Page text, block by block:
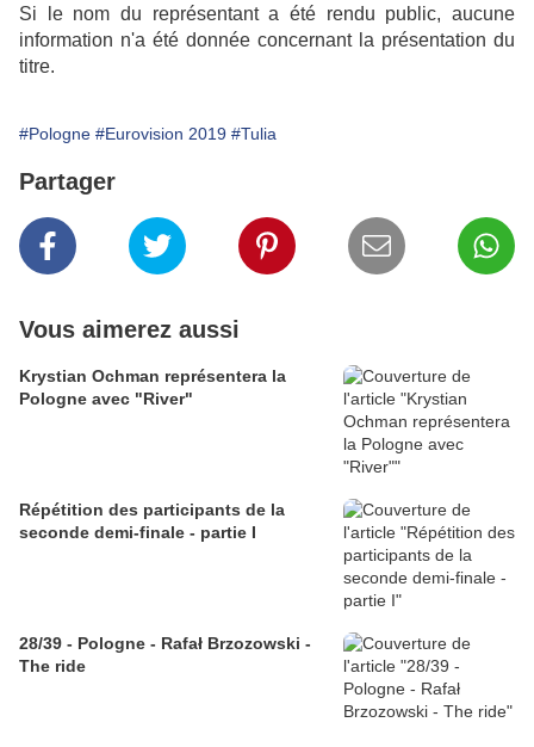
Si le nom du représentant a été rendu public, aucune
information n'a été donnée concernant la présentation du
titre.
#Pologne #Eurovision 2019 #Tulia
Partager
Vous aimerez aussi
Krystian Ochman représentera la
Pologne avec "River"
Répétition des participants de la
seconde demi-finale - partie I
28/39 - Pologne - Rafał Brzozowski -
The ride